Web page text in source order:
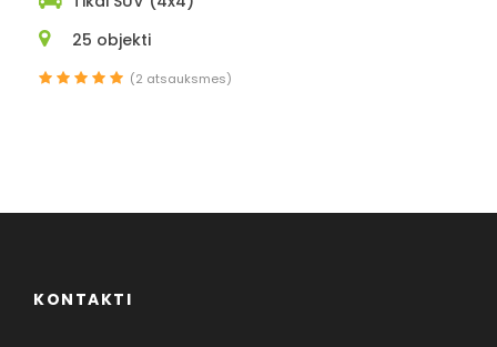
25 objekti
(2 atsauksmes)
KONTAKTI